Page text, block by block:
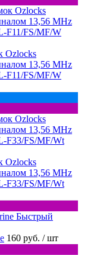
Ozlocks
13,56 MHz
F11/FS/MF/W
Ozlocks
13,56 MHz
F33/FS/MF/Wt
Быстрый
160 руб. / шт